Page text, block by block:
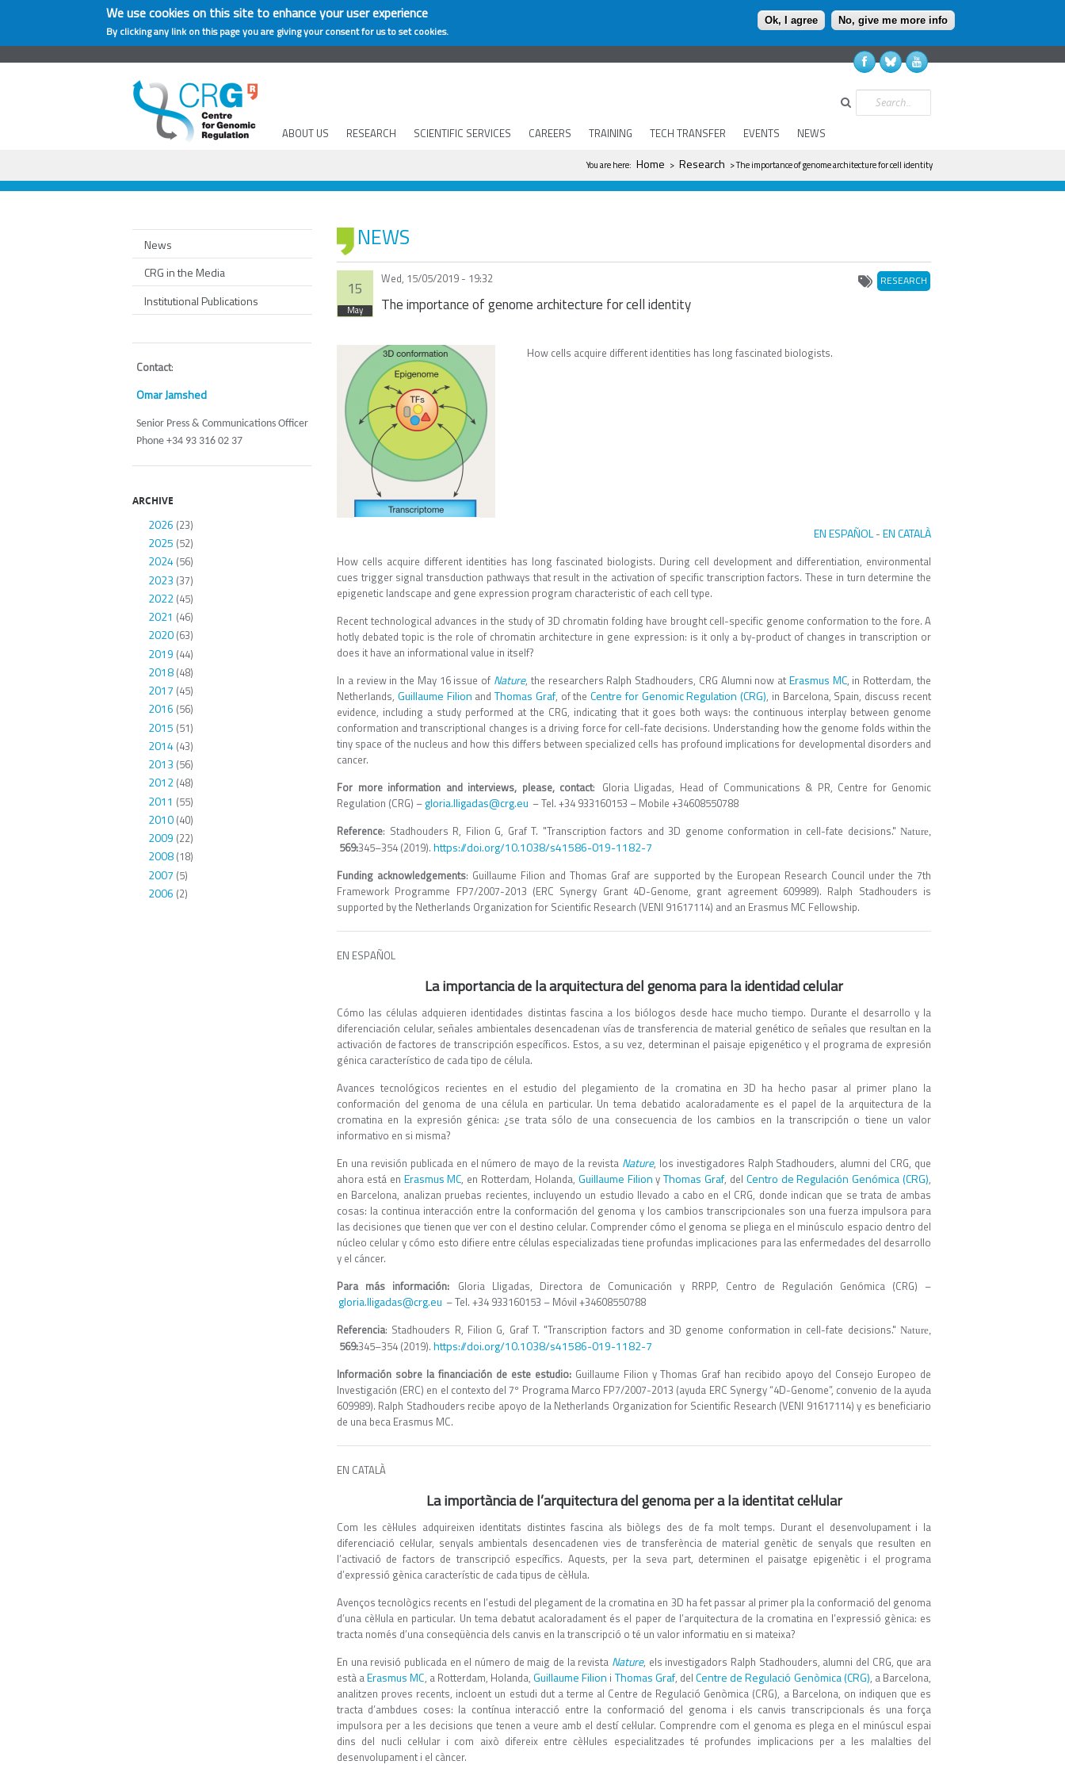
We use cookies on this site to enhance your user experience
By clicking any link on this page you are giving your consent for us to set cookies.
Ok, I agree No, give me more info
ABOUT US RESEARCH SCIENTIFIC SERVICES CAREERS TRAINING TECH TRANSFER EVENTS NEWS
Search
You are here
You are here: Home > Research > The importance of genome architecture for cell identity
NEWS
15
May
Wed, 15/05/2019 - 19:32 RESEARCH
The importance of genome architecture for cell identity
How cells acquire different identities has long fascinated biologists.
EN ESPAÑOL- EN CATALÀ
How cells acquire different identities has long fascinated biologists. During cell development and differentiation, environmental
cues trigger signal transduction pathways that result in the activation of specific transcription factors. These in turn determine the
epigenetic landscape and gene expression program characteristic of each cell type.
Recent technological advances in the study of 3D chromatin folding have brought cell-specific genome conformation to the fore. A
hotly debated topic is the role of chromatin architecture in gene expression: is it only a by-product of changes in transcription or
does it have an informational value in itself?
In a review in the May 16 issue of Nature, the researchers Ralph Stadhouders, CRG Alumni now at Erasmus MC, in Rotterdam, the
Netherlands, Guillaume Filion andThomas Graf, of theCentre for Genomic Regulation (CRG), in Barcelona, Spain, discuss recent
evidence, including a study performed at the CRG, indicating that it goes both ways: the continuous interplay between genome
conformation and transcriptional changes is a driving force for cell-fate decisions. Understanding how the genome folds within the
tiny space of the nucleus and how this differs between specialized cells has profound implications for developmental disorders and
cancer.
For more information and interviews, please, contact: Gloria Lligadas, Head of Communications & PR, Centre for Genomic
Regulation (CRG) –gloria.lligadas@crg.eu – Tel. +34 933160153 – Mobile +34608550788
Reference: Stadhouders R, Filion G, Graf T. "Transcription factors and 3D genome conformation in cell-fate decisions." Nature,
569:345–354 (2019). https://doi.org/10.1038/s41586-019-1182-7
Funding acknowledgements: Guillaume Filion and Thomas Graf are supported by the European Research Council under the 7th
Framework Programme FP7/2007-2013 (ERC Synergy Grant 4D-Genome, grant agreement 609989). Ralph Stadhouders is
supported by the Netherlands Organization for Scientific Research (VENI 91617114) and an Erasmus MC Fellowship.
EN ESPAÑOL
La importancia de la arquitectura del genoma para la identidad celular
Cómo las células adquieren identidades distintas fascina a los biólogos desde hace mucho tiempo. Durante el desarrollo y la
diferenciación celular, señales ambientales desencadenan vías de transferencia de material genético de señales que resultan en la
activación de factores de transcripción específicos. Estos, a su vez, determinan el paisaje epigenético y el programa de expresión
génica característico de cada tipo de célula.
Avances tecnológicos recientes en el estudio del plegamiento de la cromatina en 3D ha hecho pasar al primer plano la
conformación del genoma de una célula en particular. Un tema debatido acaloradamente es el papel de la arquitectura de la
cromatina en la expresión génica: ¿se trata sólo de una consecuencia de los cambios en la transcripción o tiene un valor
informativo en si misma?
En una revisión publicada en el número de mayo de la revista Nature, los investigadores Ralph Stadhouders, alumni del CRG, que
ahora está en Erasmus MC, en Rotterdam, Holanda, Guillaume Filion yThomas Graf, del Centro de Regulación Genómica (CRG),
en Barcelona, analizan pruebas recientes, incluyendo un estudio llevado a cabo en el CRG, donde indican que se trata de ambas
cosas: la continua interacción entre la conformación del genoma y los cambios transcripcionales son una fuerza impulsora para
las decisiones que tienen que ver con el destino celular. Comprender cómo el genoma se pliega en el minúsculo espacio dentro del
núcleo celular y cómo esto difiere entre células especializadas tiene profundas implicaciones para las enfermedades del desarrollo
y el cáncer.
Para más información: Gloria Lligadas, Directora de Comunicación y RRPP, Centro de Regulación Genómica (CRG) –
gloria.lligadas@crg.eu – Tel. +34 933160153 – Móvil +34608550788
Referencia: Stadhouders R, Filion G, Graf T. "Transcription factors and 3D genome conformation in cell-fate decisions." Nature,
569:345–354 (2019). https://doi.org/10.1038/s41586-019-1182-7
Información sobre la financiación de este estudio:Guillaume Filion y Thomas Graf han recibido apoyo del Consejo Europeo de
Investigación (ERC) en el contexto del 7º Programa Marco FP7/2007-2013 (ayuda ERC Synergy “4D-Genome”, convenio de la ayuda
609989). Ralph Stadhouders recibe apoyo de la Netherlands Organization for Scientific Research (VENI 91617114) y es beneficiario
de una beca Erasmus MC.
EN CATALÀ
La importància de l’arquitectura del genoma per a la identitat cel·lular
Com les cèl·lules adquireixen identitats distintes fascina als biòlegs des de fa molt temps. Durant el desenvolupament i la
diferenciació cel·lular, senyals ambientals desencadenen vies de transferència de material genètic de senyals que resulten en
l’activació de factors de transcripció específics. Aquests, per la seva part, determinen el paisatge epigenètic i el programa
d’expressió gènica característic de cada tipus de cèl·lula.
Avenços tecnològics recents en l’estudi del plegament de la cromatina en 3D ha fet passar al primer pla la conformació del genoma
d’una cèl·lula en particular. Un tema debatut acaloradament és el paper de l’arquitectura de la cromatina en l’expressió gènica: es
tracta només d’una conseqüència dels canvis en la transcripció o té un valor informatiu en si mateixa?
En una revisió publicada en el número de maig de la revista Nature, els investigadors Ralph Stadhouders, alumni del CRG, que ara
està aErasmus MC, a Rotterdam, Holanda,Guillaume Filion i Thomas Graf, delCentre de Regulació Genòmica (CRG), a Barcelona,
analitzen proves recents, incloent un estudi dut a terme al Centre de Regulació Genòmica (CRG), a Barcelona, on indiquen que es
tracta d’ambdues coses: la contínua interacció entre la conformació del genoma i els canvis transcripcionals és una força
impulsora per a les decisions que tenen a veure amb el destí cel·lular. Comprendre com el genoma es plega en el minúscul espai
dins del nucli cel·lular i com això difereix entre cèl·lules especialitzades té profundes implicacions per a les malalties del
desenvolupament i el càncer.
News
CRG in the Media
Institutional Publications
Contact:
Omar Jamshed
Senior Press & Communications Officer
Phone +34 93 316 02 37
ARCHIVE
2026 (23)
2025 (52)
2024(56)
2023 (37)
2022(45)
2021 (46)
2020(63)
2019 (44)
2018(48)
2017 (45)
2016 (56)
2015 (51)
2014(43)
2013 (56)
2012(48)
2011 (55)
2010(40)
2009 (22)
2008(18)
2007 (5)
2006 (2)